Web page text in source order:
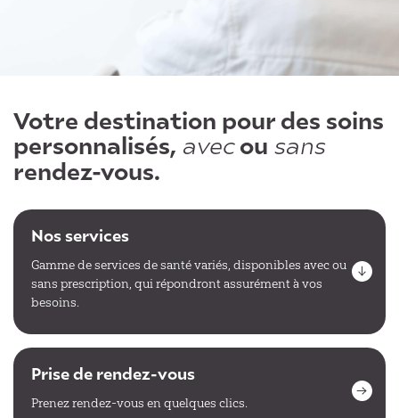
Votre destination pour des soins
personnalisés, avecou sans
rendez-vous.
Nos services
Gamme de services de santé variés, disponibles avec ou
sans prescription, qui répondront assurément à vos
besoins.
Prise de rendez-vous
Prenez rendez-vous en quelques clics.